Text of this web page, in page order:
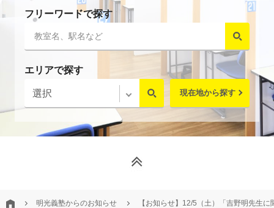
フリーワードで探す
エリアで探す
現在地から探す
明光義塾からのお知らせ 【お知らせ】12/5（土）「吉野明先生